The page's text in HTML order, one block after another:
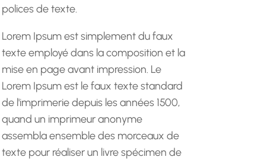
polices de texte.
Lorem Ipsum est simplement du faux
texte employé dans la composition et la
mise en page avant impression. Le
Lorem Ipsum est le faux texte standard
de l'imprimerie depuis les années 1500,
quand un imprimeur anonyme
assembla ensemble des morceaux de
texte pour réaliser un livre spécimen de